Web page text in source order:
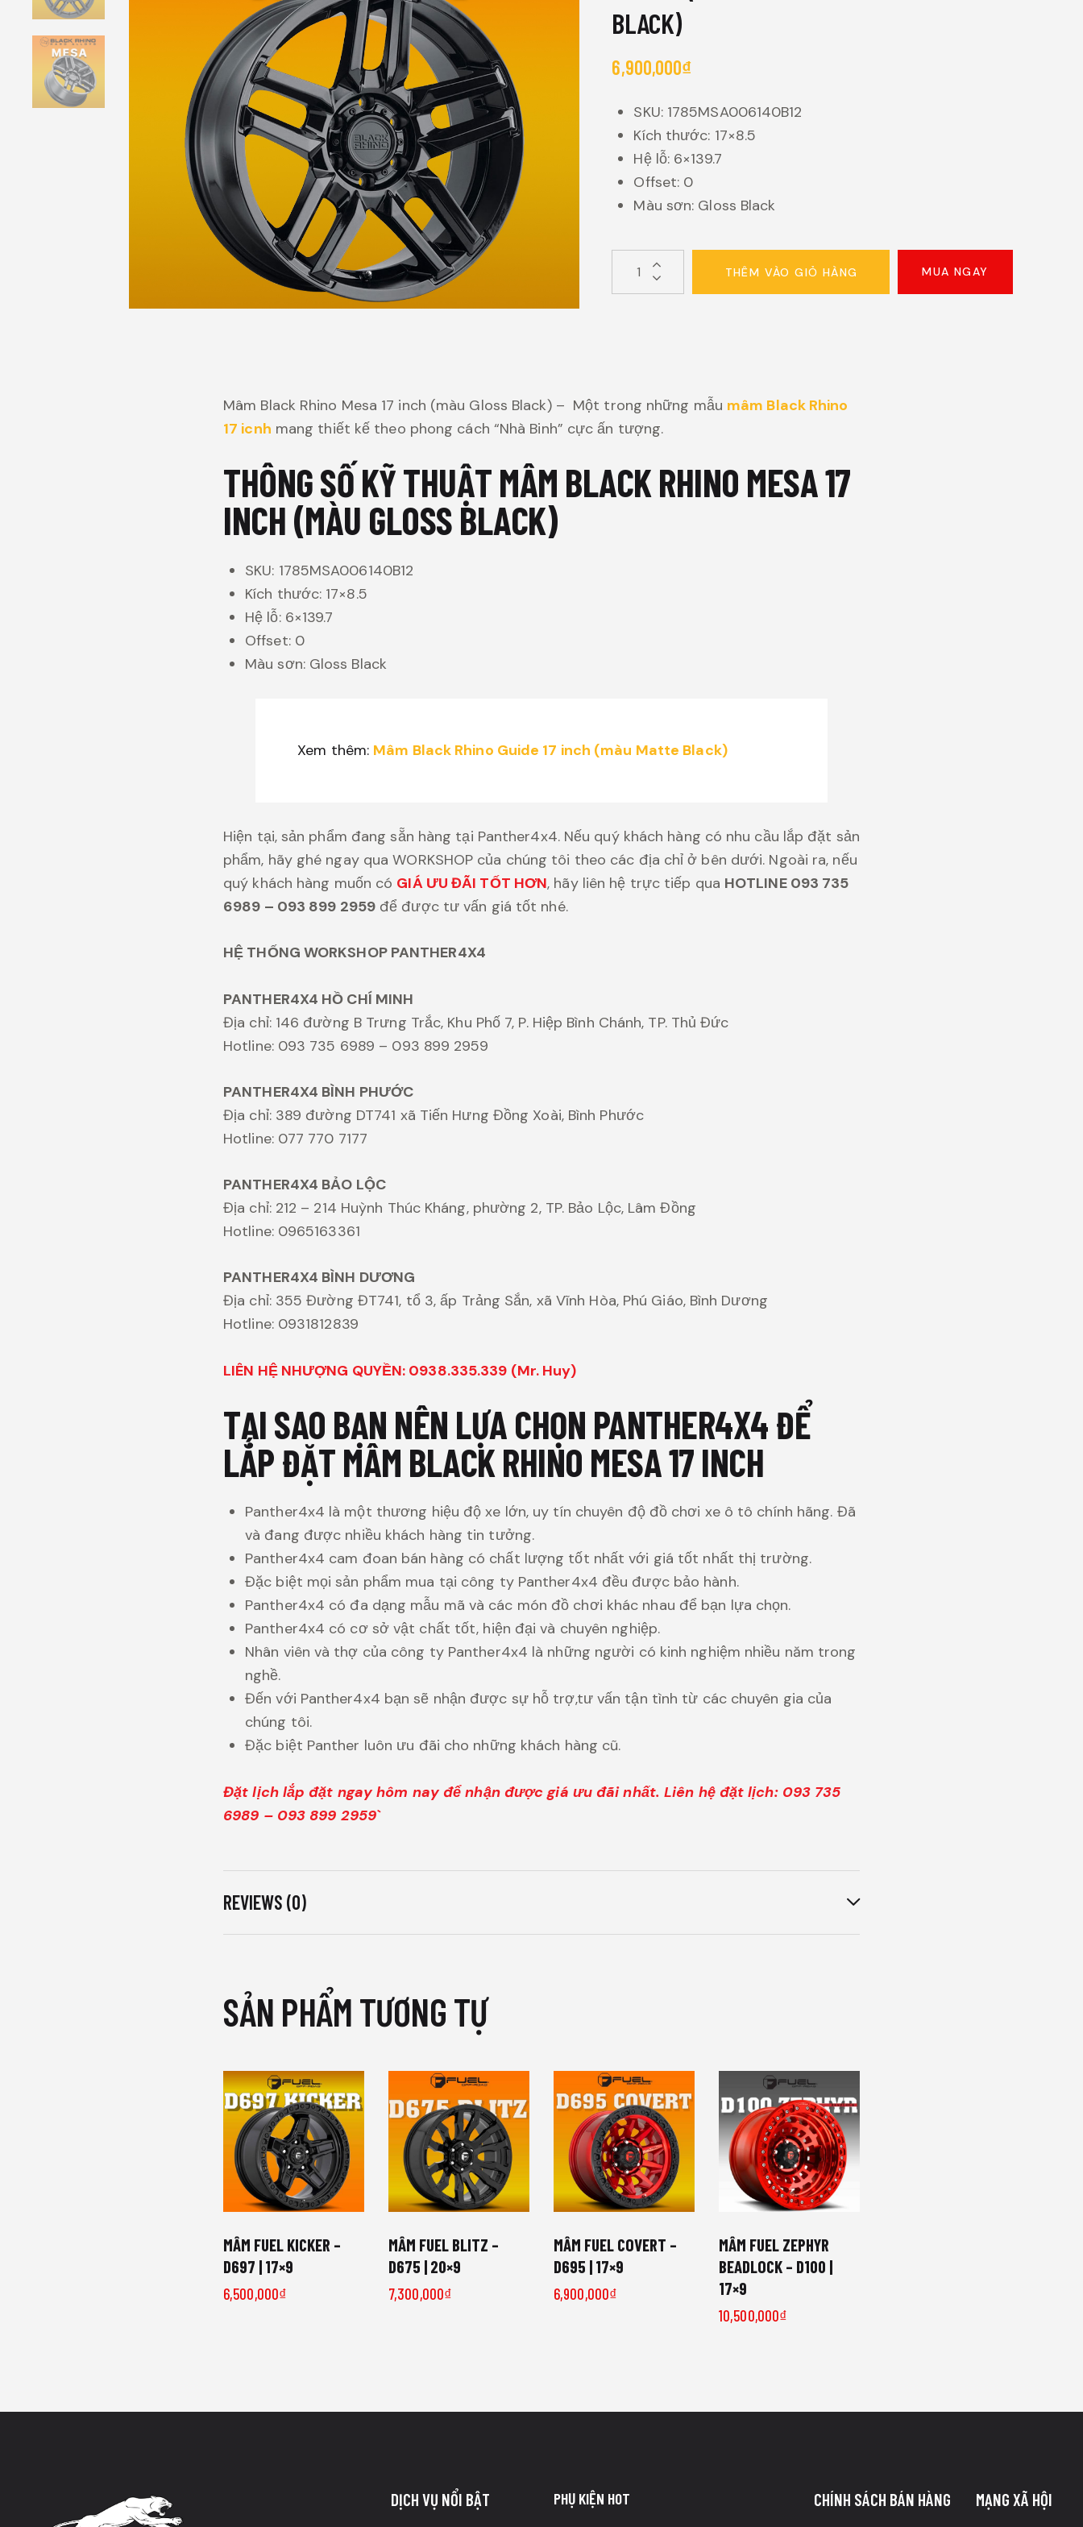
BLACK)
6,900,000₫
SKU: 1785MSA006140B12
Kích thước: 17×8.5
Hệ lỗ: 6×139.7
Offset: 0
Màu sơn: Gloss Black
THÊM VÀO GIỎ HÀNG MUA NGAY
Mâm Black Rhino Mesa 17 inch (màu Gloss Black) – Một trong những mẫu mâm Black Rhino
17 icnh mang thiết kế theo phong cách “Nhà Binh” cực ấn tượng.
THÔNG SỐ KỸ THUẬT MÂM BLACK RHINO MESA 17
INCH (MÀU GLOSS BLACK)
SKU: 1785MSA006140B12
Kích thước: 17×8.5
Hệ lỗ: 6×139.7
Offset: 0
Màu sơn: Gloss Black
Xem thêm: Mâm Black Rhino Guide 17 inch (màu Matte Black)
Hiện tại, sản phẩm đang sẵn hàng tại Panther4x4. Nếu quý khách hàng có nhu cầu lắp đặt sản
phẩm, hãy ghé ngay qua WORKSHOP của chúng tôi theo các địa chỉ ở bên dưới. Ngoài ra, nếu
quý khách hàng muốn có GIÁ ƯU ĐÃI TỐT HƠN, hãy liên hệ trực tiếp qua HOTLINE 093 735
6989 – 093 899 2959để được tư vấn giá tốt nhé.
HỆ THỐNG WORKSHOP PANTHER4X4
PANTHER4X4 HỒ CHÍ MINH
Địa chỉ: 146 đường B Trưng Trắc, Khu Phố 7, P. Hiệp Bình Chánh, TP. Thủ Đức
Hotline: 093 735 6989 – 093 899 2959
PANTHER4X4 BÌNH PHƯỚC
Địa chỉ: 389 đường DT741 xã Tiến Hưng Đồng Xoài, Bình Phước
Hotline: 077 770 7177
PANTHER4X4 BẢO LỘC
Địa chỉ: 212 – 214 Huỳnh Thúc Kháng, phường 2, TP. Bảo Lộc, Lâm Đồng
Hotline: 0965163361
PANTHER4X4 BÌNH DƯƠNG
Địa chỉ: 355 Đường ĐT741, tổ 3, ấp Trảng Sắn, xã Vĩnh Hòa, Phú Giáo, Bình Dương
Hotline: 0931812839
LIÊN HỆ NHƯỢNG QUYỀN: 0938.335.339 (Mr. Huy)
TẠI SAO BẠN NÊN LỰA CHỌN PANTHER4X4 ĐỂ
LẮP ĐẶT MÂM BLACK RHINO MESA 17 INCH
Panther4x4 là một thương hiệu độ xe lớn, uy tín chuyên độ đồ chơi xe ô tô chính hãng. Đã
và đang được nhiều khách hàng tin tưởng.
Panther4x4 cam đoan bán hàng có chất lượng tốt nhất với giá tốt nhất thị trường.
Đặc biệt mọi sản phẩm mua tại công ty Panther4x4 đều được bảo hành.
Panther4x4 có đa dạng mẫu mã và các món đồ chơi khác nhau để bạn lựa chọn.
Panther4x4 có cơ sở vật chất tốt, hiện đại và chuyên nghiệp.
Nhân viên và thợ của công ty Panther4x4 là những người có kinh nghiệm nhiều năm trong
nghề.
Đến với Panther4x4 bạn sẽ nhận được sự hỗ trợ,tư vấn tận tình từ các chuyên gia của
chúng tôi.
Đặc biệt Panther luôn ưu đãi cho những khách hàng cũ.
Đặt lịch lắp đặt ngay hôm nay để nhận được giá ưu đãi nhất. Liên hệ đặt lịch: 093 735
6989 – 093 899 2959`
REVIEWS (0)
SẢN PHẨM TƯƠNG TỰ
MÂM FUEL KICKER –
D697 | 17×9
6,500,000₫
MÂM FUEL BLITZ –
D675 | 20×9
7,300,000₫
MÂM FUEL COVERT –
D695 | 17×9
6,900,000₫
MÂM FUEL ZEPHYR
BEADLOCK – D100 |
17×9
10,500,000₫
DỊCH VỤ NỔI BẬT PHỤ KIỆN HOT CHÍNH SÁCH BÁN HÀNG MẠNG XÃ HỘI